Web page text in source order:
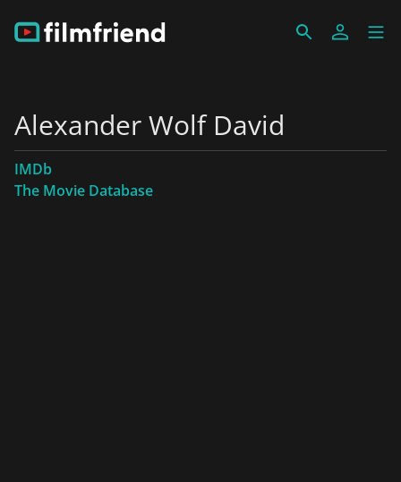
Alexander Wolf David
IMDb
The Movie Database